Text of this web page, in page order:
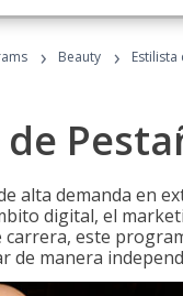
› Beauty › Estilista
alta demanda en
digital, el
carrera, este
de manera